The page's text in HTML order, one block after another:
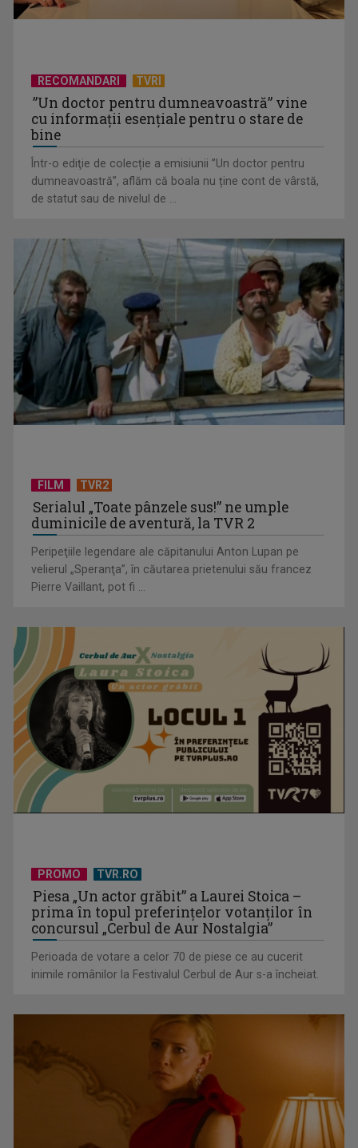
EVENIMENT ESTIVAL - Taberele ARC – Acolo unde începe
ACASĂ
TVR lansează un apel pentru proiecte de emisiuni
la TVR 1
Federația SANITAS suspendă temporar greva generală din
sistemul sanitar
RECOMANDARI TVRI
”Un doctor pentru dumneavoastră” vine
cu informații esențiale pentru o stare de
bine
Într-o ediţie de colecție a emisiunii ”Un doctor pentru
dumneavoastră”, aflăm că boala nu ține cont de vârstă,
de statut sau de nivelul de ...
FILM TVR2
Serialul „Toate pânzele sus!” ne umple
duminicile de aventură, la TVR 2
Peripeţiile legendare ale căpitanului Anton Lupan pe
velierul „Speranţa”, în căutarea prietenului său francez
Pierre Vaillant, pot fi ...
PROMO TVR.RO
Piesa „Un actor grăbit” a Laurei Stoica –
prima în topul preferinţelor votanţilor în
concursul „Cerbul de Aur Nostalgia”
Perioada de votare a celor 70 de piese ce au cucerit
inimile românilor la Festivalul Cerbul de Aur s-a încheiat.